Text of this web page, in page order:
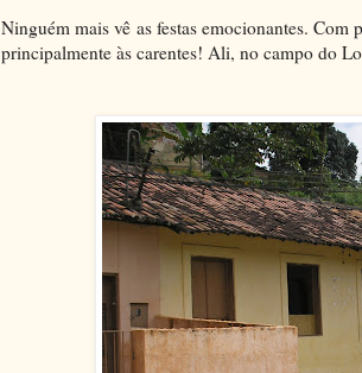
Ninguém mais vê as festas emocionantes. Com
principalmente às carentes! Ali, no campo do